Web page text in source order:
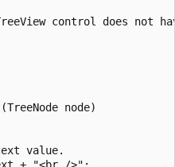
control does not
node)
value.
+ "<br />";